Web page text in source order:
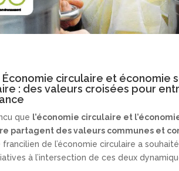
Économie circulaire et économie
: des valeurs croisées pour
que l’économie circulaire et
partagent des valeurs communes et
francilien de l’économie circulaire a
à l’intersection de ces deux